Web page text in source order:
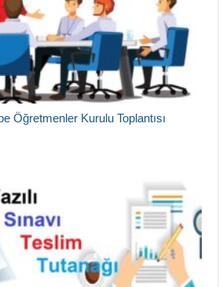
Öğretmenler Kurulu Toplantısı